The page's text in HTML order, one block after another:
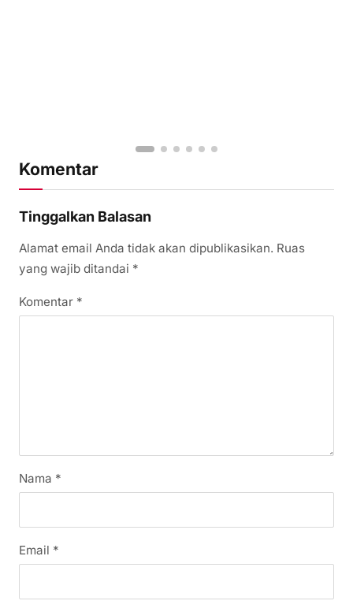
Komentar
Tinggalkan Balasan
Alamat email Anda tidak akan dipublikasikan. Ruas
yang wajib ditandai *
Komentar *
Nama *
Email *